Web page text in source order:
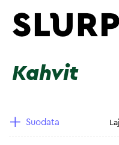
Kahvit
Suodata